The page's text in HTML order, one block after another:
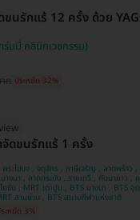
ขนรักแร้ 12 ครั้ง ด้วย YAG
มมี่ คลินิกเวชกรรม)
ท ประหยัด 32%
จัดขนรักแร้ 1 ครั้ง
อโศก , MRT สุขุมวิท , MRT สามย่าน , BTS สนามกีฬาแห่งชาติ
ะหยัด 3%